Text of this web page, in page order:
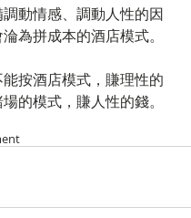
動情感、調動人性的因
為拼成本的酒店模式。
按酒店模式，賺理性的
的模式，賺人性的錢。